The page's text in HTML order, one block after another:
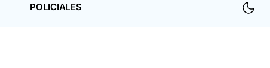
POLICIALES